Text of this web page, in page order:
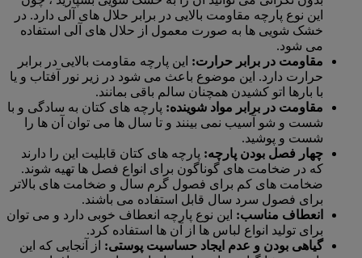
این نوع پارچه مقاومت بالایی در برابر حلال های آلی دارد. در
خشک شویی ها به صورت معمول از حلال های آلی استفاده
می‌ شود.
مقاومت در برابر حرارت: این پارچه مقاومت بالایی در برابر
حرارت دارد. این موضوع باعث می‌ شود در زیر نور آفتاب و یا
با بارها اتو کشیدن همچنان سالم باقی بمانند.
مقاومت در برابر مواد شوینده: پارچه های کتان به سادگی و با
شست و شو آسیب نمی‌ بینند و تا سال ها می‌ توان آن ها را
شست و پوشید.
چهار فصل بودن پارچه: پارچه های کتان قابلیت این را دارند
که در ضخامت های گوناگون برای انواع فصل ها تهیه شوند.
ضخامت های کم برای فصول گرم سال و ضخامت های بالاتر
برای فصول سرد سال قابل استفاده می‌ باشند.
انعطاف مناسب: این نوع پارچه انعطاف خوبی دارد و می‌ توان
برای تولید انواع لباس ها از آن ها استفاده کرد.
گیاهی بودن و عدم ایجاد حساسیت پوستی: از آنجایی که این